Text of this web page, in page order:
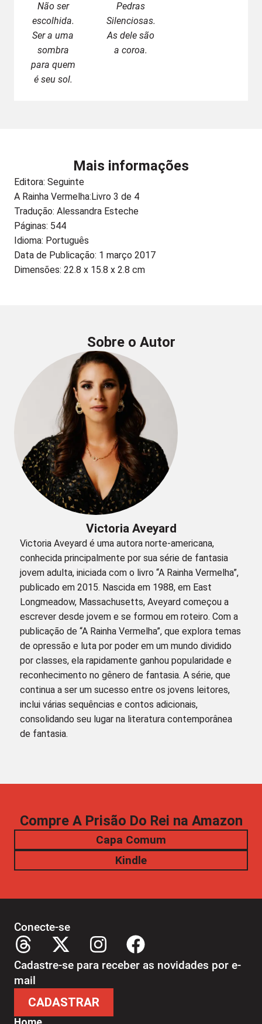
Não ser
escolhida.
Ser a uma
sombra
para quem
é seu sol.
Pedras
Silenciosas.
As dele são
a coroa.
Mais informações
Editora: Seguinte
A Rainha Vermelha: Livro 3 de 4
Tradução: Alessandra Esteche
Páginas: 544
Idioma: Português
Data de Publicação: 1 março 2017
Dimensões: 22.8 x 15.8 x 2.8 cm
Sobre o Autor
Victoria Aveyard
Victoria Aveyard é uma autora norte-americana,
conhecida principalmente por sua série de fantasia
jovem adulta, iniciada com o livro “A Rainha Vermelha”,
publicado em 2015. Nascida em 1988, em East
Longmeadow, Massachusetts, Aveyard começou a
escrever desde jovem e se formou em roteiro. Com a
publicação de “A Rainha Vermelha”, que explora temas
de opressão e luta por poder em um mundo dividido
por classes, ela rapidamente ganhou popularidade e
reconhecimento no gênero de fantasia. A série, que
continua a ser um sucesso entre os jovens leitores,
inclui várias sequências e contos adicionais,
consolidando seu lugar na literatura contemporânea
de fantasia.
Compre A Prisão Do Rei na Amazon
Capa Comum
Kindle
Conecte-se
Cadastre-se para receber as novidades por e-
mail
CADASTRAR